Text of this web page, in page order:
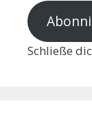
Schließe